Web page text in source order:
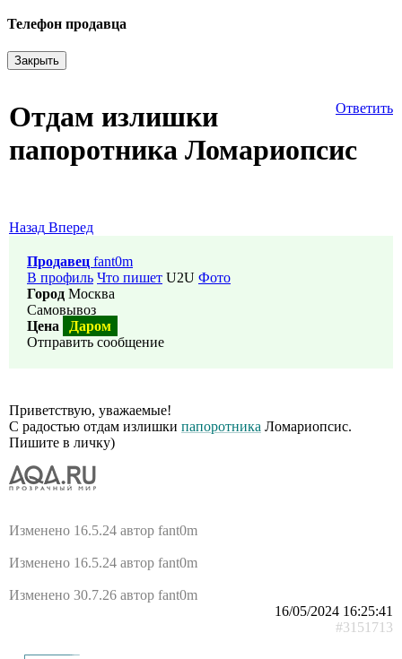
Телефон продавца
Закрыть
Ответить
Отдам излишки
папоротника Ломариопсис
Назад Вперед
Продавец fant0m
В профиль Что пишет U2U Фото
Город Москва
Самовывоз
Цена
Даром
Отправить сообщение
Приветствую, уважаемые!
С радостью отдам излишки папоротника Ломариопсис.
Пишите в личку)
Изменено 16.5.24 автор fant0m
Изменено 16.5.24 автор fant0m
Изменено 30.7.26 автор fant0m
16/05/2024 16:25:41
#3151713